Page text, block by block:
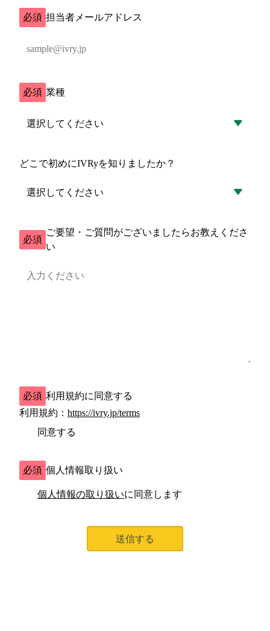
必須 担当者メールアドレス
必須 業種
どこで初めにIVRyを知りましたか？
必須
ご要望・ご質問がございましたらお教えくださ
い
必須 利用規約に同意する
利用規約： https://ivry.jp/terms
同意する
必須 個人情報取り扱い
個人情報の取り扱いに同意します
送信する